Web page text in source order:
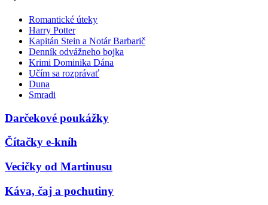
Romantické úteky
Harry Potter
Kapitán Stein a Notár Barbarič
Denník odvážneho bojka
Krimi Dominika Dána
Učím sa rozprávať
Duna
Smradi
Darčekové poukážky
Čítačky e-kníh
Vecičky od Martinusu
Káva, čaj a pochutiny